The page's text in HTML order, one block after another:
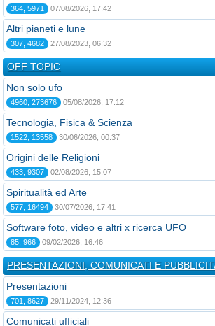
364, 5971 07/08/2026, 17:42
Altri pianeti e lune
307, 4682 27/08/2023, 06:32
OFF TOPIC
Non solo ufo
4960, 273676 05/08/2026, 17:12
Tecnologia, Fisica & Scienza
1522, 13558 30/06/2026, 00:37
Origini delle Religioni
433, 9307 02/08/2026, 15:07
Spiritualità ed Arte
577, 16494 30/07/2026, 17:41
Software foto, video e altri x ricerca UFO
85, 966 09/02/2026, 16:46
PRESENTAZIONI, COMUNICATI E
Presentazioni
701, 8627 29/11/2024, 12:36
Comunicati ufficiali